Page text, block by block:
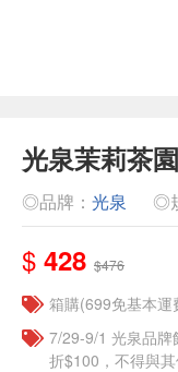
光泉茉莉茶
◎品牌： 光泉 ◎
$ 428 $476
箱購(699免基本運
7/29-9/1 光泉品牌
折$100，不得與